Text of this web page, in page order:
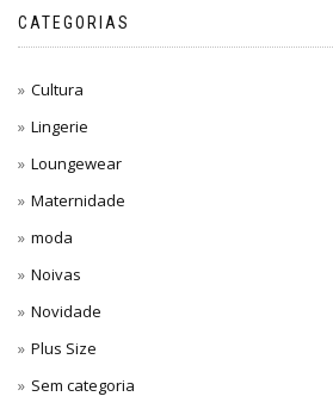
CATEGORIAS
Cultura
Lingerie
Loungewear
Maternidade
moda
Noivas
Novidade
Plus Size
Sem categoria